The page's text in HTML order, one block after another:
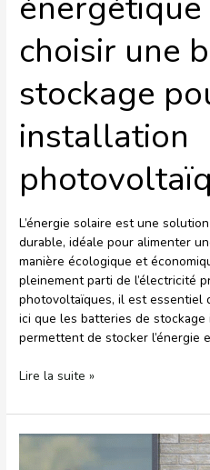
choisir une
stockage
installation
L’énergie solaire est une
durable, idéale pour alimenter
manière écologique et
pleinement parti de l’électricité
photovoltaïques, il est essentiel
ici que les batteries de
permettent de stocker l’énergie
Lire la suite »
Optimisation